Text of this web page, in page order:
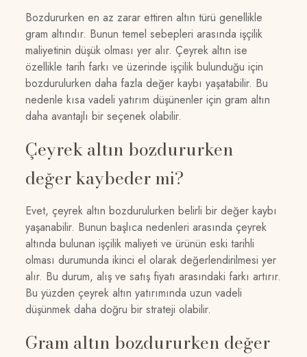
Bozdururken en az zarar ettiren altın türü genellikle
gram altındır. Bunun temel sebepleri arasında işçilik
maliyetinin düşük olması yer alır. Çeyrek altın ise
özellikle tarih farkı ve üzerinde işçilik bulunduğu için
bozdurulurken daha fazla değer kaybı yaşatabilir. Bu
nedenle kısa vadeli yatırım düşünenler için gram altın
daha avantajlı bir seçenek olabilir.
Çeyrek altın bozdururken
değer kaybeder mi?
Evet, çeyrek altın bozdurulurken belirli bir değer kaybı
yaşanabilir. Bunun başlıca nedenleri arasında çeyrek
altında bulunan işçilik maliyeti ve ürünün eski tarihli
olması durumunda ikinci el olarak değerlendirilmesi yer
alır. Bu durum, alış ve satış fiyatı arasındaki farkı artırır.
Bu yüzden çeyrek altın yatırımında uzun vadeli
düşünmek daha doğru bir strateji olabilir.
Gram altın bozdururken değer